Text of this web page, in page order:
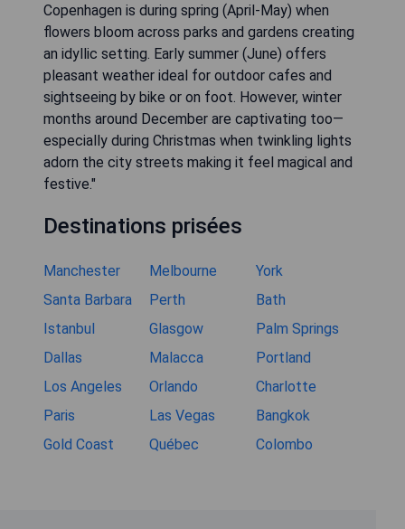
Copenhagen is during spring (April-May) when
flowers bloom across parks and gardens creating
an idyllic setting. Early summer (June) offers
pleasant weather ideal for outdoor cafes and
sightseeing by bike or on foot. However, winter
months around December are captivating too—
especially during Christmas when twinkling lights
adorn the city streets making it feel magical and
festive."
Destinations prisées
Manchester Melbourne
York
Santa Barbara
Perth
Bath
Istanbul
Glasgow
Palm Springs
Dallas
Malacca
Portland
Los Angeles
Orlando
Charlotte
Paris
Las Vegas
Bangkok
Gold Coast
Québec Colombo